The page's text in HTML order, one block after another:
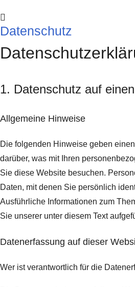
Datenschutz
1. Datenschutz auf
Allgemeine Hinweise
Die folgenden Hinweise geben
darüber, was mit Ihren
Sie diese Website besuchen.
Daten, mit denen Sie persönlich
Ausführliche Informationen zum
Sie unserer unter diesem Text
Datenerfassung auf dieser
Wer ist verantwortlich für die